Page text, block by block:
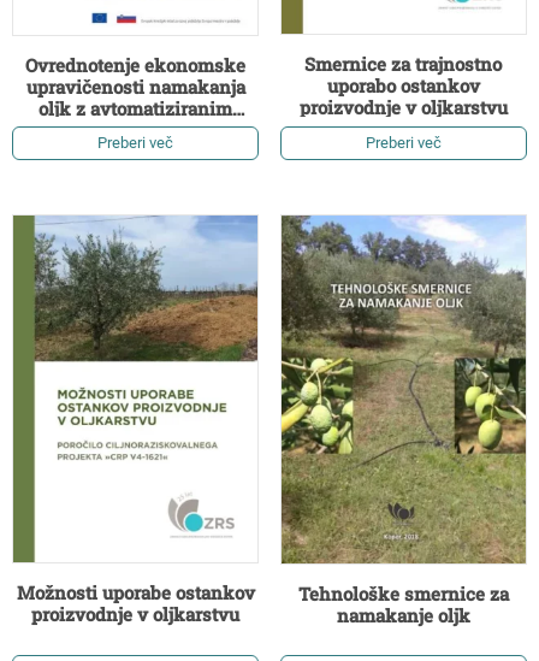
Ovrednotenje ekonomske
upravičenosti namakanja
oljk z avtomatiziranim
sistemom za deficitno
namakanje
Preberi več
Smernice za trajnostno
uporabo ostankov
proizvodnje v oljkarstvu
Preberi več
Možnosti uporabe ostankov
proizvodnje v oljkarstvu
Tehnološke smernice za
namakanje oljk